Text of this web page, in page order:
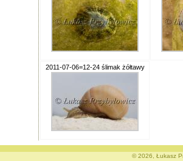
2011-07-06=12-24 ślimak żółtawy
© 2026, Łukasz